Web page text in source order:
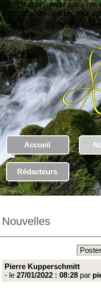
En poursuivant votre
l'utilisation de cookies pour
adaptés.
Accueil
Rédacteurs
Nouvelles
Pierre Kupperschmitt
- le 27/01/2022 : 08:28 par